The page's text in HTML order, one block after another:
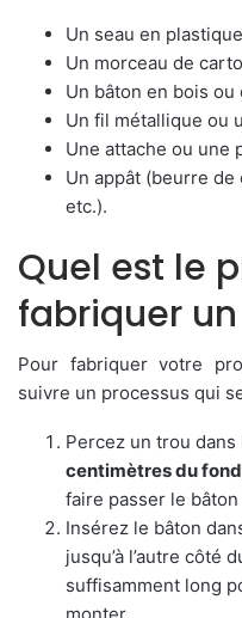
Un seau en
Un morceau de
Un bâton en bois ou
Un fil métallique ou
Une attache ou une
Un appât (beurre de
etc.).
Quel est le
fabriquer
Pour fabriquer votre
suivre un processus qui
Percez un trou
centimètres du fond
faire passer le
Insérez le bâton
jusqu’à l’autre côté
suffisamment long